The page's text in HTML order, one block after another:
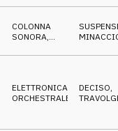
COLONNA
SONORA
ELETTRONICA
ORCHESTRALE
DECISO